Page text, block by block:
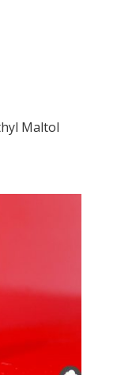
Maltol